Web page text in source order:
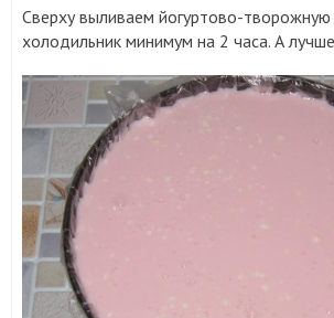
Сверху выливаем йогуртово-творожную
холодильник минимум на 2 часа. А